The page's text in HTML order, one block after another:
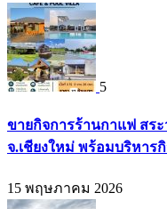
5
ขายกิจการร้านกาแฟ สร
จ.เชียงใหม่ พร้อมบริหารกิ
15 พฤษภาคม 2026